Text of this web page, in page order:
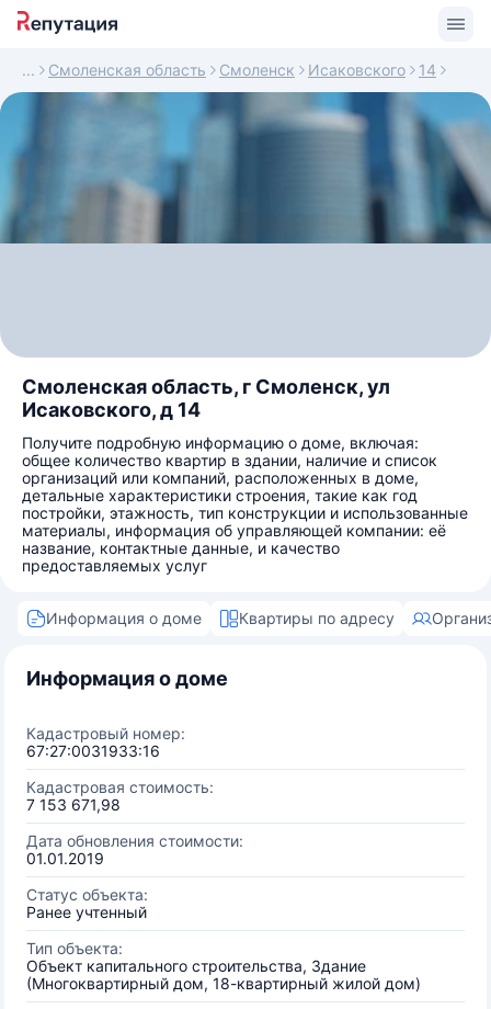
Смоленская область Смоленск Исаковского 14
Смоленская область, г Смоленск, ул
Исаковского, д 14
Получите подробную информацию о доме, включая:
общее количество квартир в здании, наличие и список
организаций или компаний, расположенных в доме,
детальные характеристики строения, такие как год
постройки, этажность, тип конструкции и использованные
материалы, информация об управляющей компании: её
название, контактные данные, и качество
предоставляемых услуг
Информация о доме Квартиры по адресу
Информация о доме
Кадастровый номер:
67:27:0031933:16
Кадастровая стоимость:
7 153 671,98
Дата обновления стоимости:
01.01.2019
Статус объекта:
Ранее учтенный
Тип объекта:
Объект капитального строительства, Здание
(Многоквартирный дом, 18-квартирный жилой дом)